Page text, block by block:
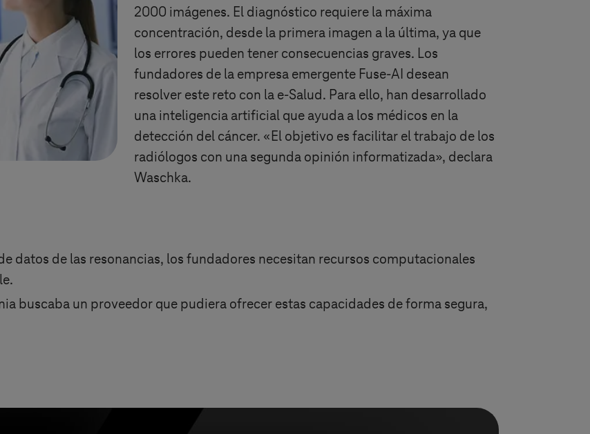
2000 imágenes. El diagnóstico requiere la máxima
concentración, desde la primera imagen a la última, ya que
los errores pueden tener consecuencias graves. Los
fundadores de la empresa emergente Fuse-AI desean
resolver este reto con la e-Salud. Para ello, han desarrollado
una inteligencia artificial que ayuda a los médicos en la
detección del cáncer. «El objetivo es facilitar el trabajo de los
radiólogos con una segunda opinión informatizada», declara
Waschka.
datos de las resonancias, los fundadores necesitan recursos computacionales
buscaba un proveedor que pudiera ofrecer estas capacidades de forma segura,